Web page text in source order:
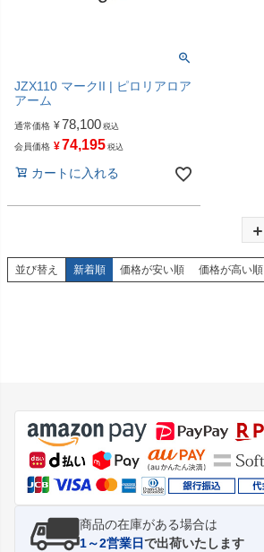
JZX110 マークII | ピロリアロア
アーム
通常価格 ¥78,100 税込
会員価格 ¥74,195 税込
カートに入れる
並び替え 新着順 価格が安い順 価格が高い順
商品の在庫がある場合は
1～2営業日で出荷いたします